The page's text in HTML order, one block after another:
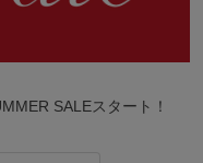
SALEスタート！